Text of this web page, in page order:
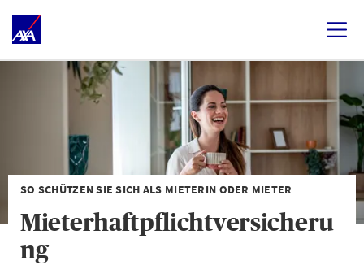
SO SCHÜTZEN SIE SICH ALS MIETERIN ODER MIETER
Mieterhaftpflichtversicheru
ng